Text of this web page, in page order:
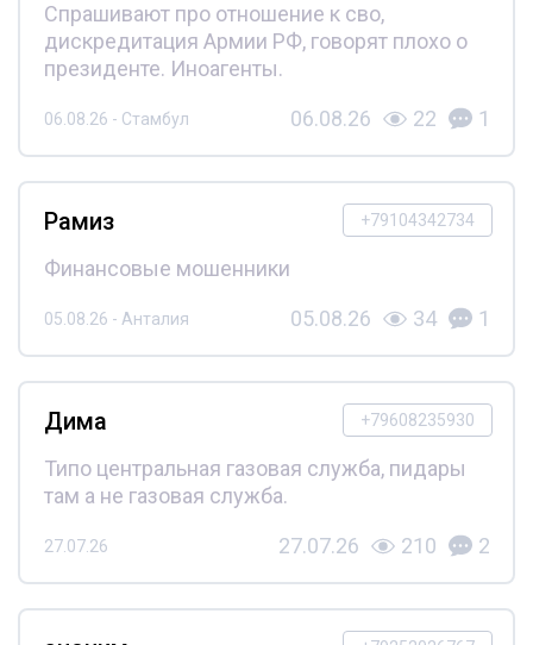
Спрашивают про отношение к сво,
дискредитация Армии РФ, говорят плохо о
президенте. Иноагенты.
06.08.26 - Стамбул 06.08.26 22 1
+79104342734
Рамиз
Финансовые мошенники
05.08.26 - Анталия 05.08.26 34 1
+79608235930
Дима
Типо центральная газовая служба, пидары
там а не газовая служба.
27.07.26 27.07.26 210 2